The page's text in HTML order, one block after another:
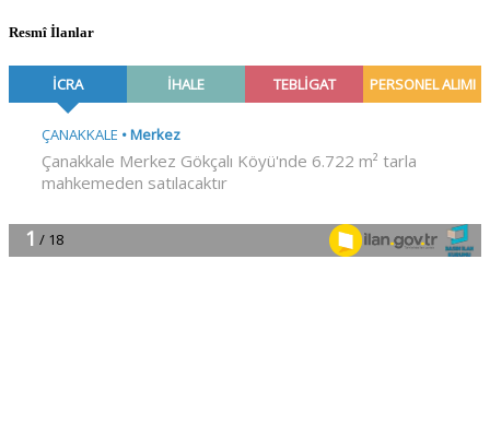
Resmî İlanlar